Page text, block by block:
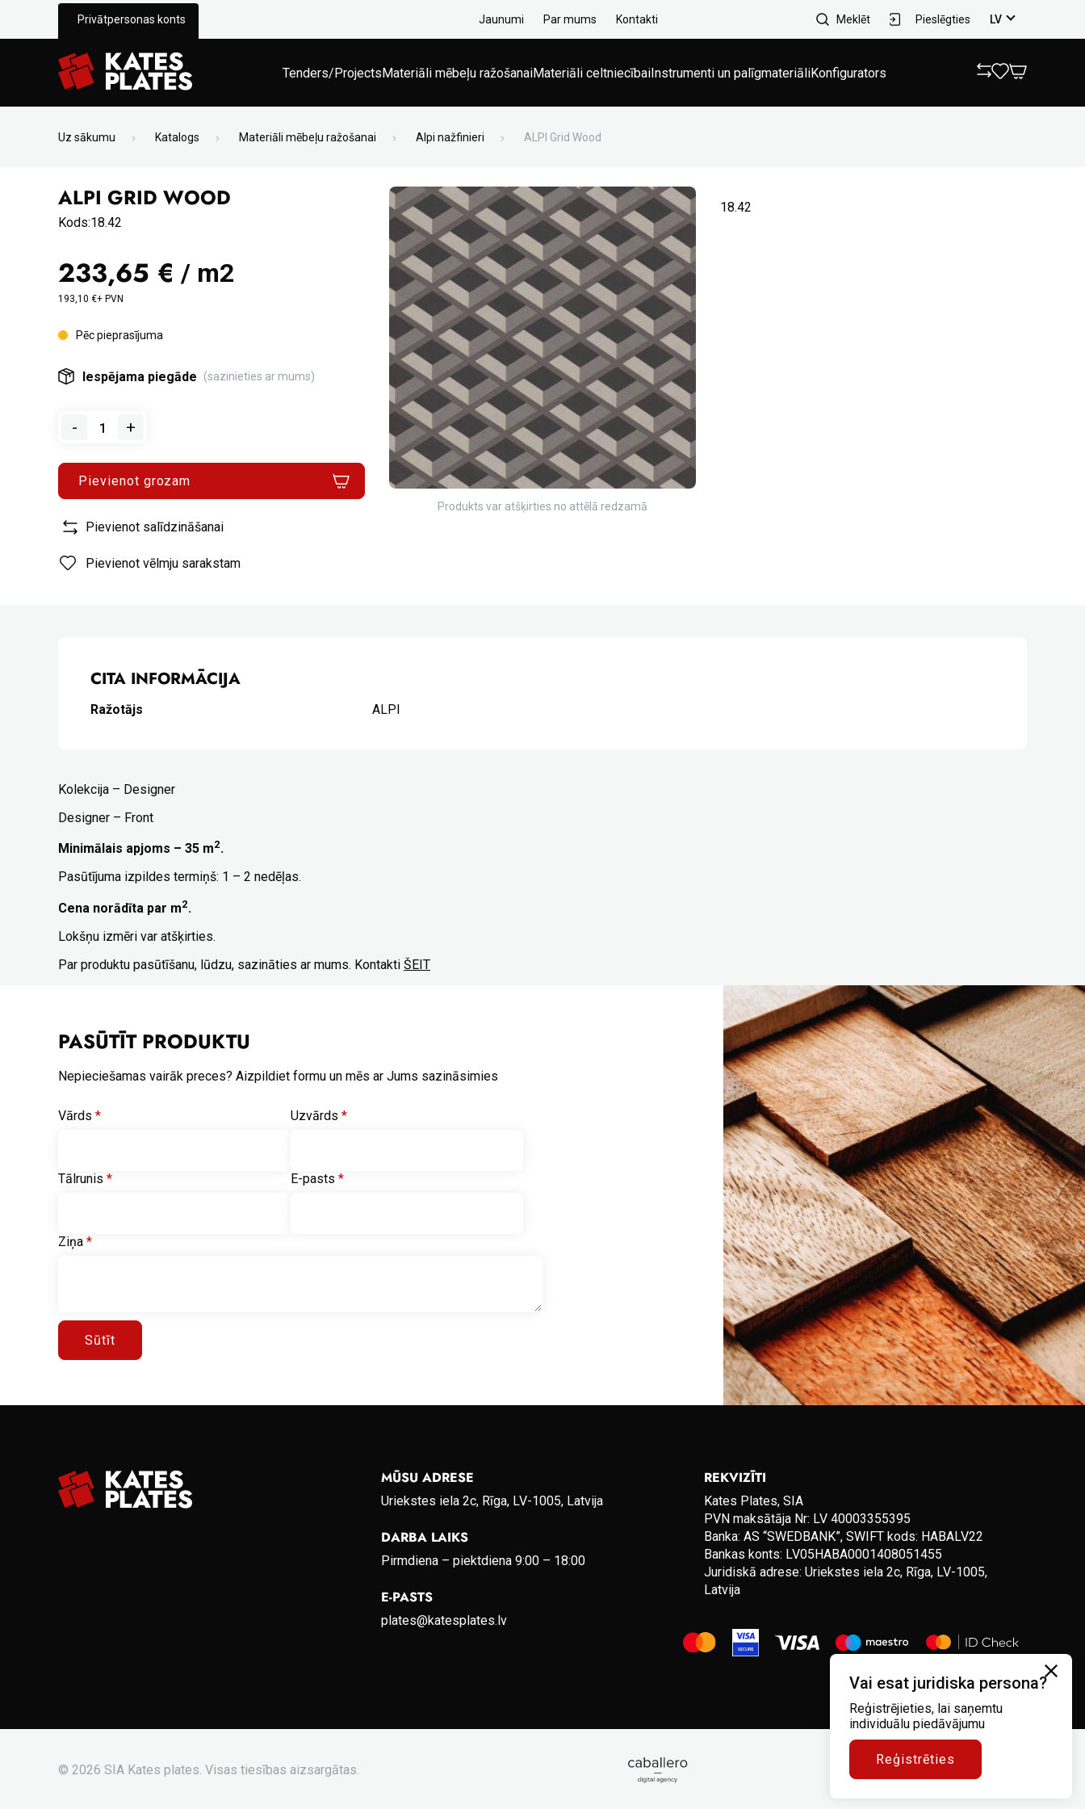
Privātpersonas konts Jaunumi Par mums Kontakti Meklēt Pieslēgties LV
Tenders/ProjectsMateriāli mēbeļu ražošanaiMateriāli celtniecībaiInstrumenti un palīgmateriāliKonfigurators
Uz sākumu Katalogs Materiāli mēbeļu ražošanai Alpi nažfinieri ALPI Grid Wood
ALPI GRID WOOD
Kods:18.42
233,65 € / m2
193,10 €+ PVN
Pēc pieprasījuma
Iespējama piegāde (sazinieties ar mums)
- +
Pievienot grozam
Pievienot salīdzināšanai
Pievienot vēlmju sarakstam
Produkts var atšķirties no attēlā redzamā
18.42
CITA INFORMĀCIJA
Ražotājs ALPI
Kolekcija – Designer
Designer – Front
Minimālais apjoms – 35 m2.
Pasūtījuma izpildes termiņš: 1 – 2 nedēļas.
Cena norādīta par m2.
Lokšņu izmēri var atšķirties.
Par produktu pasūtīšanu, lūdzu, sazināties ar mums. Kontakti ŠEIT
PASŪTĪT PRODUKTU
Nepieciešamas vairāk preces? Aizpildiet formu un mēs ar Jums sazināsimies
Vārds * Uzvārds *
Tālrunis * E-pasts *
Ziņa *
Sūtīt
MŪSU ADRESE
Uriekstes iela 2c, Rīga, LV-1005, Latvija
DARBA LAIKS
Pirmdiena – piektdiena 9:00 – 18:00
E-PASTS
plates@katesplates.lv
REKVIZĪTI
Kates Plates, SIA
PVN maksātāja Nr: LV 40003355395
Banka: AS “SWEDBANK”, SWIFT kods: HABALV22
Bankas konts: LV05HABA0001408051455
Juridiskā adrese: Uriekstes iela 2c, Rīga, LV-1005,
Latvija
© 2026 SIA Kates plates. Visas tiesības aizsargātas. Noteikumi
Vai esat juridiska persona?
Reģistrējieties, lai saņemtu
individuālu piedāvājumu
Reģistrēties